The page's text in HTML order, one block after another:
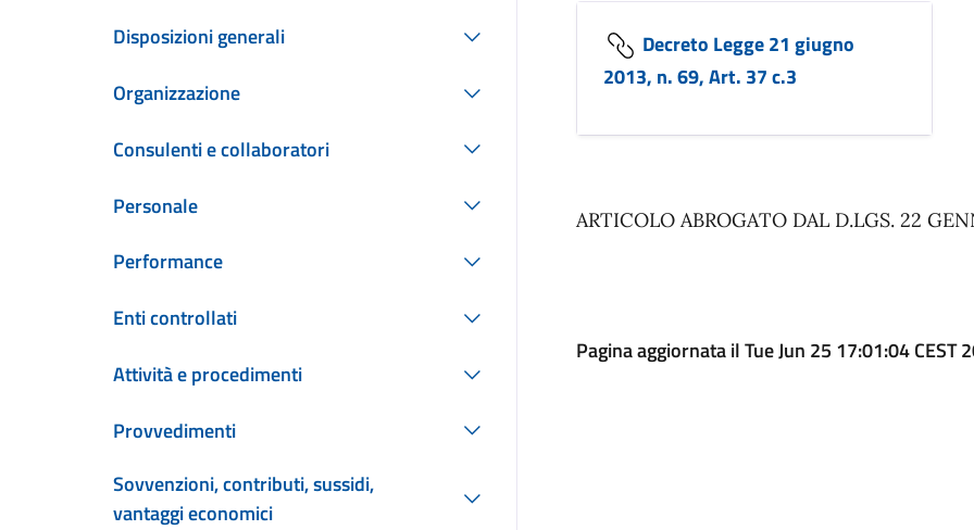
Disposizioni generali
Organizzazione
Consulenti e collaboratori
Personale
Performance
Enti controllati
Attività e procedimenti
Provvedimenti
Sovvenzioni, contributi, sussidi,
vantaggi economici
Decreto Legge 21 giugno
2013, n. 69, Art. 37 c.3
ARTICOLO ABROGATO DAL D.LGS. 22
Pagina aggiornata il Tue Jun 25 17:01:04 CEST